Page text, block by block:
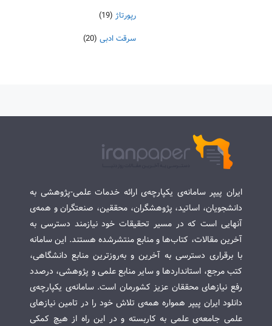
رپورتاژ (19)
سرقت ادبی (20)
ایران پیپر سامانه‌ی یکپارچه‌ی ارائه خدمات علمی-پژوهشی به
دانشجویان، اساتید، پژوهشگران، محققین، صنعتگران و همه‌ی
آنهایی است که در مسیر تحقیقات خود نیازمند دسترسی به
آخرین مقالات، کتاب‌ها و منابع منتشرشده هستند. این سامانه
با برقراری دسترسی به آخرین و به‌روزترین منابع دانشگاهی،
کتب مرجع، استانداردها و سایر منابع علمی و پژوهشی، درصدد
رفع نیازهای محققان عزیز کشورمان است. سامانه‌ی یکپارچه‌ی
دانلود ایران پیپر همواره همه‌ی تلاش خود را در تامین نیازهای
علمی جامعه‌ی علمی به کاربسته و در این راه از هیچ کمکی